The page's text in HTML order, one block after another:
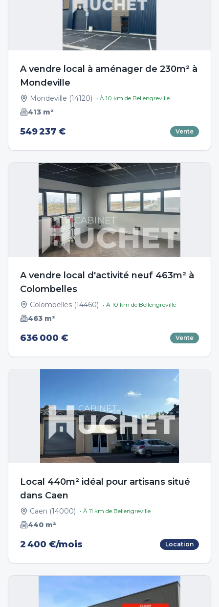
A vendre local à aménager de 230m² à
Mondeville
Mondeville (14120) • À 10 km de Bellengreville
413 m²
549 237 € Vente
A vendre local d'activité neuf 463m² à
Colombelles
Colombelles (14460) • À 10 km de Bellengreville
463 m²
636 000 € Vente
Local 440m² idéal pour artisans situé
dans Caen
Caen (14000) • À 11 km de Bellengreville
440 m²
2 400 €/mois Location